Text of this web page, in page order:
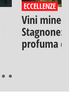
ECCELLENZE
Vini
Stagnone:
profuma